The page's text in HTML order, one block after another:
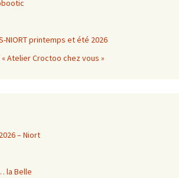
NIORT printemps et été 2026
Atelier Croctoo chez vous »
– Niort
la Belle